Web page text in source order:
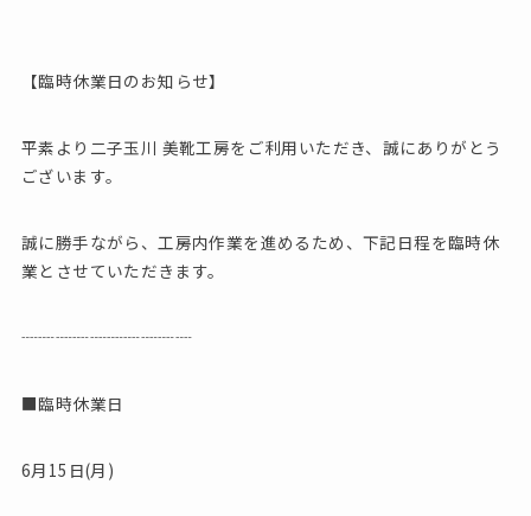
【臨時休業日のお知らせ】
平素より二子玉川 美靴工房をご利用いただき、誠にありがとう
ございます。
誠に勝手ながら、工房内作業を進めるため、下記日程を臨時休
業とさせていただきます。
┈┈┈┈┈┈┈┈┈┈
■臨時休業日
6月15日(月)